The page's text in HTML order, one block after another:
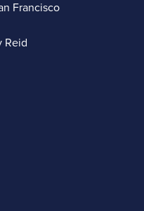
Francisco
Reid